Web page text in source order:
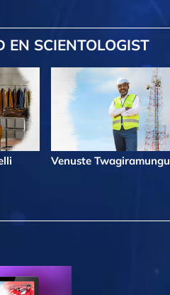
EN SCIENTOLOGIST
Venuste Twagiramungu